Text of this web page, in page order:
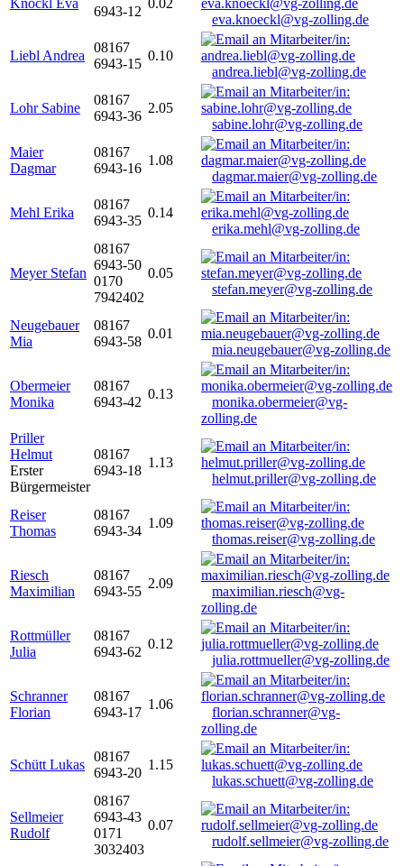
Knöckl Eva
6943-12
0.02
eva.knoeckl@vg-zolling.de
Liebl Andrea
08167
6943-15
0.10
andrea.liebl@vg-zolling.de
Lohr Sabine
08167
6943-36
2.05
sabine.lohr@vg-zolling.de
Maier
Dagmar
08167
6943-16
1.08
dagmar.maier@vg-zolling.de
Mehl Erika
08167
6943-35
0.14
erika.mehl@vg-zolling.de
Meyer Stefan
08167
6943-50
0170
7942402
0.05
stefan.meyer@vg-zolling.de
Neugebauer
Mia
08167
6943-58
0.01
mia.neugebauer@vg-zolling.de
Obermeier
Monika
08167
6943-42
0.13
monika.obermeier@vg-
zolling.de
Priller
Helmut
Erster
Bürgermeister
08167
6943-18
1.13
helmut.priller@vg-zolling.de
Reiser
Thomas
08167
6943-34
1.09
thomas.reiser@vg-zolling.de
Riesch
Maximilian
08167
6943-55
2.09
maximilian.riesch@vg-
zolling.de
Rottmüller
Julia
08167
6943-62
0.12
julia.rottmueller@vg-zolling.de
Schranner
Florian
08167
6943-17
1.06
florian.schranner@vg-
zolling.de
Schütt Lukas
08167
6943-20
1.15
lukas.schuett@vg-zolling.de
Sellmeier
Rudolf
08167
6943-43
0171
3032403
0.07
rudolf.sellmeier@vg-zolling.de